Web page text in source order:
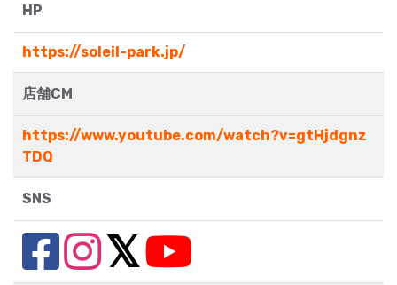
HP
https://soleil-park.jp/
店舗CM
https://www.youtube.com/watch?v=gtHjdgnz
TDQ
SNS